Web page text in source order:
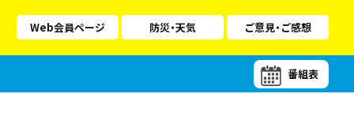
Web会員ページ 防災・天気 ご意見・ご感想
番組表